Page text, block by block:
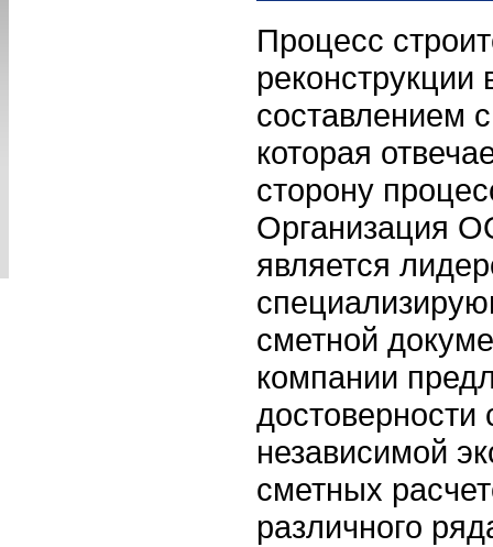
Процесс
реконструкции
составлением
которая
сторону
Организация
является
сметной
компании
достоверности
независимой
сметных
различного